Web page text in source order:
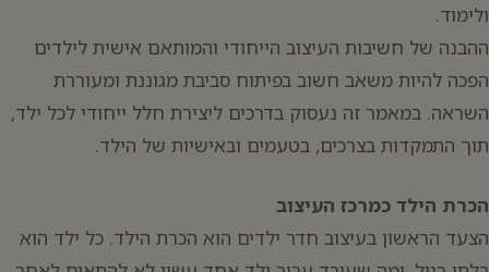
חיפוש:
ולימוד.
ההבנה של חשיבות העיצוב הייחודי והמותאם אישית לילדים
הפכה להיות משאב חשוב בפיתוח סביבת מגוננת ומעוררת
השראה. במאמר זה נעסוק בדרכים ליצירת חלל ייחודי לכל ילד,
תוך התמקדות בצרכים, בטעמים ובאישיות של הילד.
הכרת הילד כמרכז העיצוב
הצעד הראשון בעיצוב חדר ילדים הוא הכרת הילד. כל ילד הוא